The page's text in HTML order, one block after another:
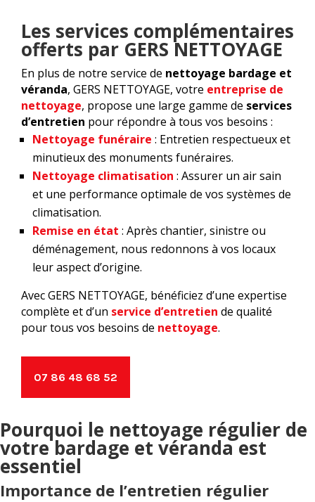
Les services complémentaires
offerts par GERS NETTOYAGE
En plus de notre service de nettoyage bardage et
véranda, GERS NETTOYAGE, votre entreprise de
nettoyage, propose une large gamme de services
d’entretien pour répondre à tous vos besoins :
Nettoyage funéraire : Entretien respectueux et
minutieux des monuments funéraires.
Nettoyage climatisation : Assurer un air sain
et une performance optimale de vos systèmes de
climatisation.
Remise en état : Après chantier, sinistre ou
déménagement, nous redonnons à vos locaux
leur aspect d’origine.
Avec GERS NETTOYAGE, bénéficiez d’une expertise
complète et d’un service d’entretien de qualité
pour tous vos besoins de nettoyage.
07 86 48 68 52
Pourquoi le nettoyage régulier de
votre bardage et véranda est
essentiel
Importance de l’entretien régulier